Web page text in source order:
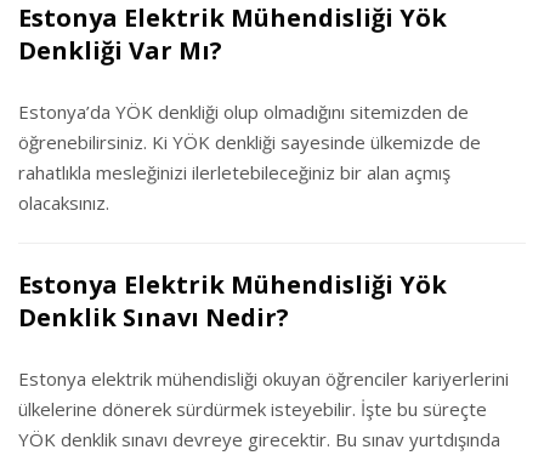
Estonya Elektrik Mühendisliği Yök
Denkliği Var Mı?
Estonya’da YÖK denkliği olup olmadığını sitemizden de
öğrenebilirsiniz. Ki YÖK denkliği sayesinde ülkemizde de
rahatlıkla mesleğinizi ilerletebileceğiniz bir alan açmış
olacaksınız.
Estonya Elektrik Mühendisliği Yök
Denklik Sınavı Nedir?
Estonya elektrik mühendisliği okuyan öğrenciler kariyerlerini
ülkelerine dönerek sürdürmek isteyebilir. İşte bu süreçte
YÖK denklik sınavı devreye girecektir. Bu sınav yurtdışında